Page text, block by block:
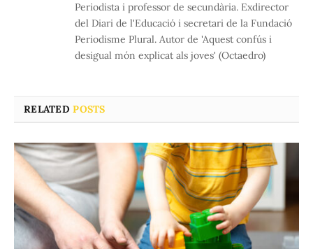
Periodista i professor de secundària. Exdirector
del Diari de l'Educació i secretari de la Fundació
Periodisme Plural. Autor de 'Aquest confús i
desigual món explicat als joves' (Octaedro)
RELATEDPOSTS